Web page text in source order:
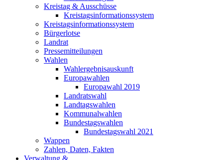
Kreistag & Ausschüsse
Kreistagsinformationssystem
Kreistagsinformationssystem
Bürgerlotse
Landrat
Pressemitteilungen
Wahlen
Wahlergebnisauskunft
Europawahlen
Europawahl 2019
Landratswahl
Landtagswahlen
Kommunalwahlen
Bundestagswahlen
Bundestagswahl 2021
Wappen
Zahlen, Daten, Fakten
Verwaltung &